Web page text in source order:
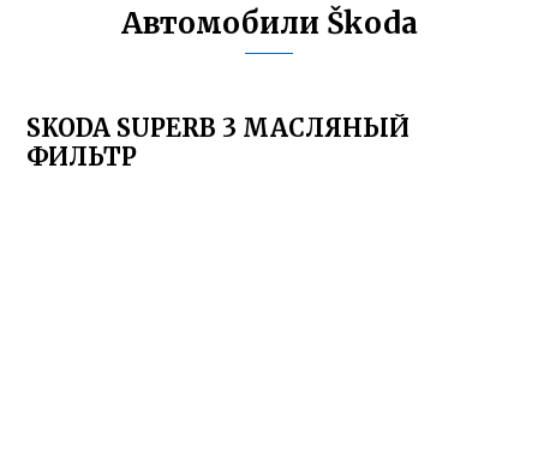
Автомобили Škoda
SKODA SUPERB 3 МАСЛЯНЫЙ
ФИЛЬТР